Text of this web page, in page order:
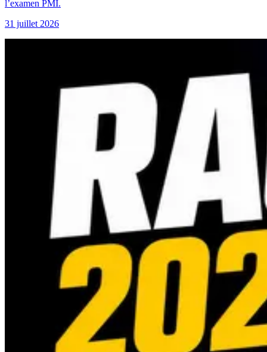
l’examen PMI.
31 juillet 2026